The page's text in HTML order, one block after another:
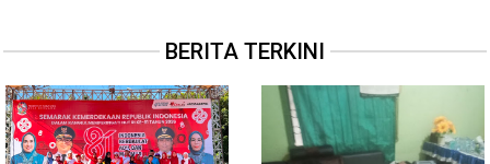
BERITA TERKINI